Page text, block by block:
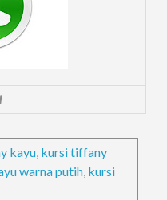
kayu kursi tiffany
warna putih kursi